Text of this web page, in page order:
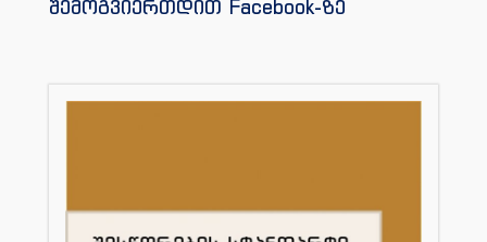
შემოგვიერთდით Facebook-ზე